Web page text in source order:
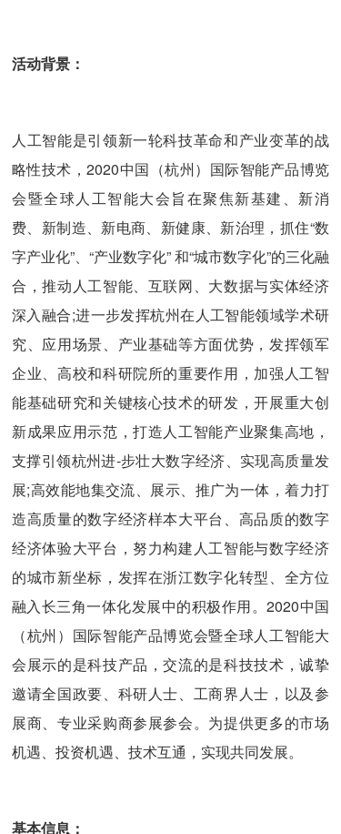
活动背景：
人工智能是引领新一轮科技革命和产业变革的战
略性技术，2020中国（杭州）国际智能产品博览
会暨全球人工智能大会旨在聚焦新基建、新消
费、新制造、新电商、新健康、新治理，抓住“数
字产业化”、“产业数字化” 和“城市数字化”的三化融
合，推动人工智能、互联网、大数据与实体经济
深入融合;进一步发挥杭州在人工智能领域学术研
究、应用场景、产业基础等方面优势，发挥领军
企业、高校和科研院所的重要作用，加强人工智
能基础研究和关键核心技术的研发，开展重大创
新成果应用示范，打造人工智能产业聚集高地，
支撑引领杭州进-步壮大数字经济、实现高质量发
展;高效能地集交流、展示、推广为一体，着力打
造高质量的数字经济样本大平台、高品质的数字
经济体验大平台，努力构建人工智能与数字经济
的城市新坐标，发挥在浙江数字化转型、全方位
融入长三角一体化发展中的积极作用。2020中国
（杭州）国际智能产品博览会暨全球人工智能大
会展示的是科技产品，交流的是科技技术，诚挚
邀请全国政要、科研人士、工商界人士，以及参
展商、专业采购商参展参会。为提供更多的市场
机遇、投资机遇、技术互通，实现共同发展。
基本信息：